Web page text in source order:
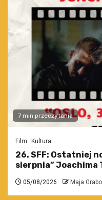
7 min przeczytania
Film Kultura
26. SFF: Ostatniej
sierpnia” Joachima
05/08/2026 Maja